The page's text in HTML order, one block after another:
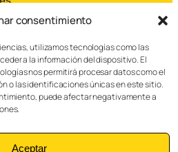
consentimiento
utilizamos tecnologías como las
a la información del dispositivo. El
nos permitirá procesar datos como el
o las identificaciones únicas en este sitio.
puede afectar negativamente a
Aceptar
– Todos los derechos reservados.